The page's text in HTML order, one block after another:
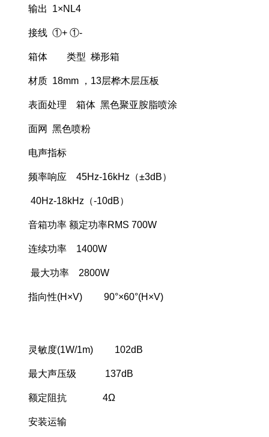
输出 1×NL4
接线 ①+ ①-
箱体 类型 梯形箱
材质 18mm ，13层桦木层压板
表面处理 箱体 黑色聚亚胺脂喷涂
面网 黑色喷粉
电声指标
频率响应 45Hz-16kHz（±3dB）
40Hz-18kHz（-10dB）
音箱功率 额定功率RMS 700W
连续功率 1400W
最大功率 2800W
指向性(H×V) 90°×60°(H×V)
灵敏度(1W/1m) 102dB
最大声压级 137dB
额定阻抗 4Ω
安装运输